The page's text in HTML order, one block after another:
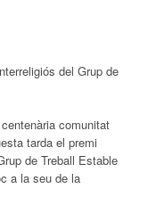
del Grup de
comunitat
tarda el premi
de Treball Estable
a la seu de la